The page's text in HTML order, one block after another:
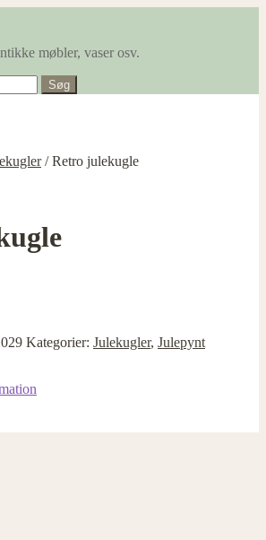
møbler, vaser osv.
Søg
/Retro julekugle
Kategorier: Julekugler, Julepynt